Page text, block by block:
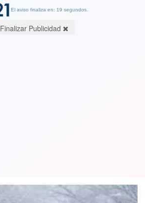
El aviso finaliza en: 19 segundos.
Finalizar Publicidad